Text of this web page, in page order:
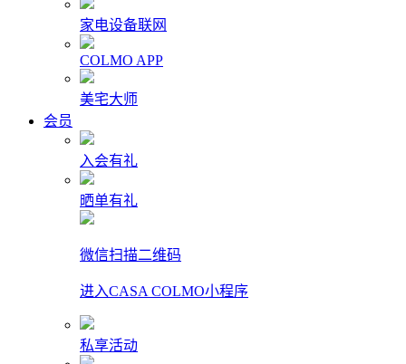
家电设备联网
COLMO APP
美宅大师
会员
入会有礼
晒单有礼
微信扫描二维码
进入CASA COLMO小程序
私享活动